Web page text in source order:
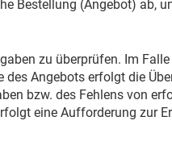
Bestellung (Angebot) ab,
zu überprüfen. Im
Angebots erfolgt die
bzw. des Fehlens von
eine Aufforderung zur